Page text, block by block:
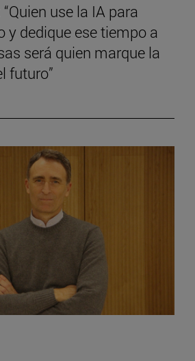
use la IA para
y dedique ese tiempo a
será quien marque la
futuro”